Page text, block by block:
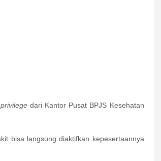
privilegedari Kantor Pusat BPJS Kesehatan
bisa langsung diaktifkan kepesertaannya